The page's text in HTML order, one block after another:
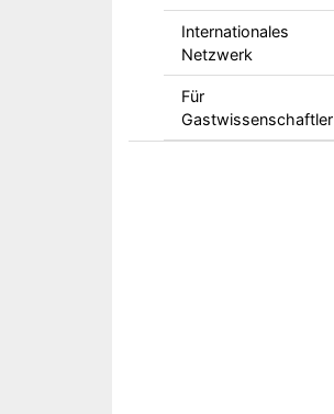
Internationales
Netzwerk
Für
Gastwissenschaftler